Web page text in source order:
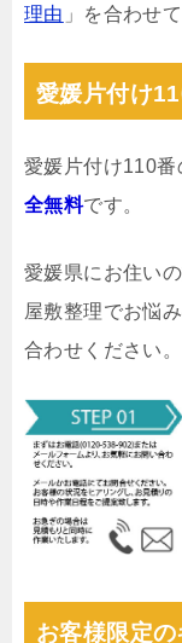
理由 」を合わせ
愛媛片付け
愛媛片付け110番
全無料です。
愛媛県にお住い
屋敷整理でお悩
合わせください。
お客様限定の